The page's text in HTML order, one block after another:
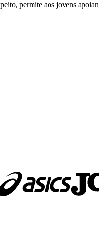
permite aos jovens